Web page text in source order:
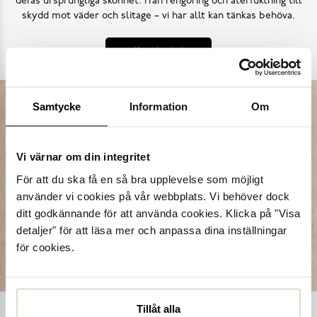
Samtycke Information Om
Vi värnar om din integritet
För att du ska få en så bra upplevelse som möjligt
använder vi cookies på vår webbplats. Vi behöver dock
ditt godkännande för att använda cookies. Klicka på "Visa
detaljer" för att läsa mer och anpassa dina inställningar
för cookies.
Tillåt alla
skydd mot väder och slitage – vi har allt kan tänkas behöva.